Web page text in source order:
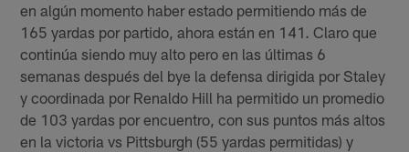
en algún momento haber estado permitiendo más de
165 yardas por partido, ahora están en 141. Claro que
continúa siendo muy alto pero en las últimas 6
semanas después del bye la defensa dirigida por Staley
y coordinada por Renaldo Hill ha permitido un promedio
de 103 yardas por encuentro, con sus puntos más altos
en la victoria vs Pittsburgh (55 yardas permitidas) y